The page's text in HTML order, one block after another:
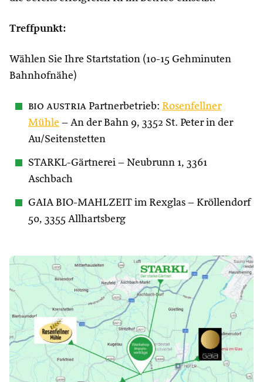
Treffpunkt:
Wählen Sie Ihre Startstation (10-15 Gehminuten
Bahnhofnähe)
bio austria Partnerbetrieb: Rosenfellner
Mühle – An der Bahn 9, 3352 St. Peter in der
Au/Seitenstetten
STARKL-Gärtnerei – Neubrunn 1, 3361
Aschbach
GAIA BIO-MAHLZEIT im Rexglas – Kröllendorf
50, 3355 Allhartsberg